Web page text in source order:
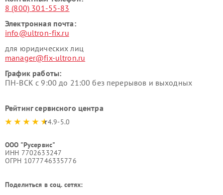
8 (800) 301-55-83
Электронная почта:
info@ultron-fix.ru
для юридических лиц
manager@fix-ultron.ru
График работы:
ПН-ВСК с 9:00 до 21:00 без перерывов и выходных
Рейтинг сервисного центра
4.9-5.0
ООО "Русервис"
ИНН 7702633247
ОГРН 1077746335776
Поделиться в соц. сетях: